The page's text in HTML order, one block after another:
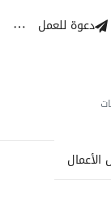
دعوة للعمل